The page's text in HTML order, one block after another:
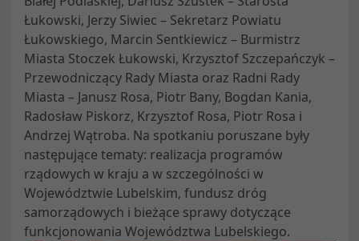
Łukowski, Jerzy Siwiec – Sekretarz Powiatu
Łukowskiego, Marcin Sentkiewicz – Burmistrz
Miasta Stoczek Łukowski, Krzysztof Szczepańczyk –
Przewodniczący Rady Miasta oraz Radni Rady
Miasta – Janusz Rosa, Piotr Bany, Bogdan Kania,
Radosław Piskorz, Krzysztof Rosa, Piotr Rosa i
Andrzej Wątroba. Na spotkaniu poruszane były
następujące tematy: realizacja programów
rządowych w kraju a w szczególności w
Województwie Lubelskim, fundusz dróg
samorządowych i bieżące sprawy dotyczące
funkcjonowania Województwa Lubelskiego.